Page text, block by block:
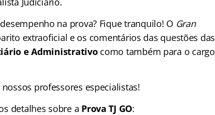
na prova? Fique tranquilo! O Gran
extraoficial e os comentários das questões das
e Administrativocomo também para o cargo
professores especialistas!
detalhes sobre a Prova TJ GO: